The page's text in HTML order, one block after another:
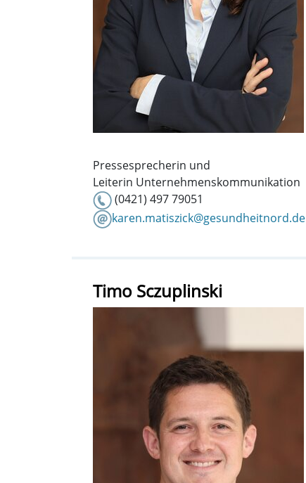
Pressesprecherin und
Leiterin Unternehmenskommunikation
(0421) 497 79051
karen.matiszick@gesundheitnord.de
Timo Sczuplinski